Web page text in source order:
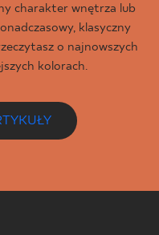
charakter wnętrza lub
klasyczny
o najnowszych
kolorach.